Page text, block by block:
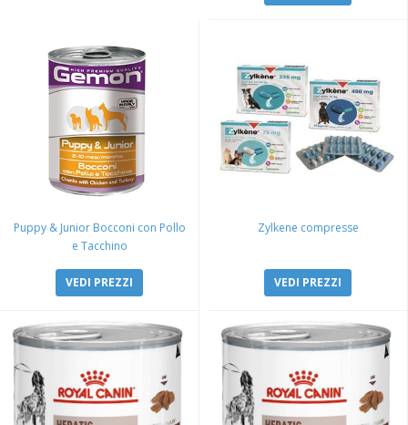
Puppy & Junior Bocconi con Pollo
e Tacchino
VEDI PREZZI
Zylkene compresse
VEDI PREZZI